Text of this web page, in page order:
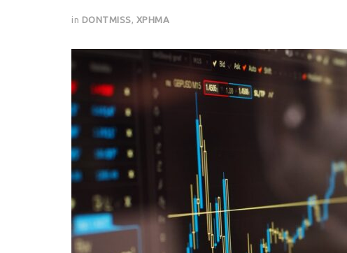
in DONTMISS, ΧΡΗΜΑ